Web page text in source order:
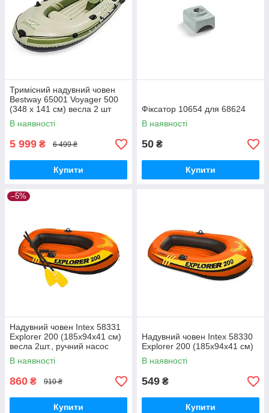
Тримісний надувний човен
Bestway 65001 Voyager 500
(348 х 141 см) весла 2 шт
В наявності
5 999 ₴ 6 499 ₴
Купити
Фіксатор 10654 для 68624
В наявності
50 ₴
Купити
–5%
Надувний човен Intex 58331
Explorer 200 (185х94х41 см)
весла 2шт., ручний насос
0.45 л
В наявності
860 ₴ 910 ₴
Купити
Надувний човен Intex 58330
Explorer 200 (185х94х41 см)
В наявності
549 ₴
Купити